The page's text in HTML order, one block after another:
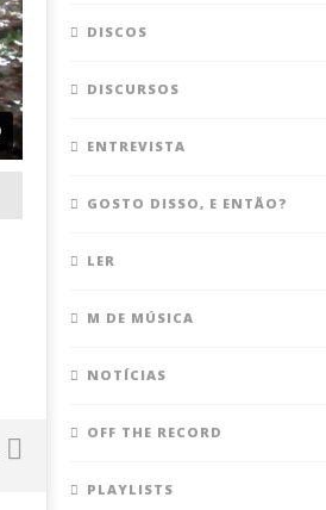
DISCOS
DISCURSOS
ENTREVISTA
GOSTO DISSO, E ENTÃO?
LER
M DE MÚSICA
NOTÍCIAS
OFF THE RECORD
PLAYLISTS